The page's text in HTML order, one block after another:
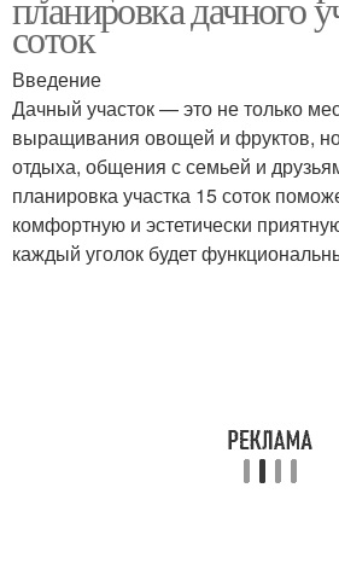
Огород на участке
соток
Введение
Дачный участок — это не только
выращивания овощей и фруктов,
отдыха, общения с семьей и
планировка участка 15 соток
комфортную и эстетически
каждый уголок будет